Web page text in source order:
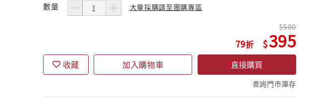
數量 大量採購請至團購專區
79
500
395
收藏 加入購物車 直接購買
查詢門市庫存